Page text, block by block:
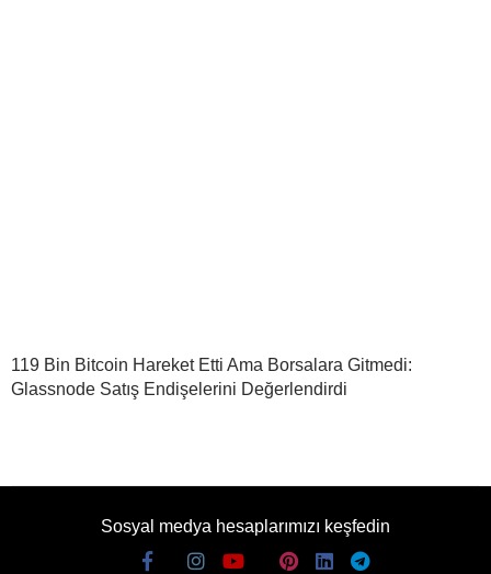
119 Bin Bitcoin Hareket Etti Ama Borsalara Gitmedi:
Glassnode Satış Endişelerini Değerlendirdi
Sosyal medya hesaplarımızı keşfedin